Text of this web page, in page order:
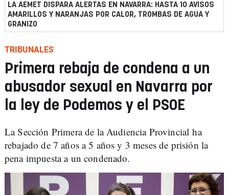
LA AEMET DISPARA ALERTAS EN NAVARRA: HASTA 10 AVISOS
AMARILLOS Y NARANJAS POR CALOR, TROMBAS DE AGUA Y
GRANIZO
TRIBUNALES
Primera rebaja de condena a un
abusador sexual en Navarra por
la ley de Podemos y el PSOE
La Sección Primera de la Audiencia Provincial ha
rebajado de 7 años a 5 años y 3 meses de prisión la
pena impuesta a un condenado.